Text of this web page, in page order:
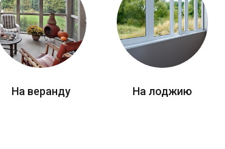
На веранду На лоджию